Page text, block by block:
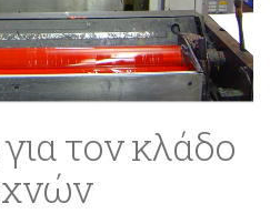
τον κλάδο